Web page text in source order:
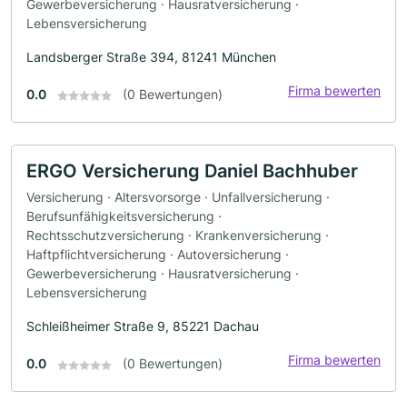
Gewerbeversicherung · Hausratversicherung ·
Lebensversicherung
Landsberger Straße 394, 81241 München
0.0 (0 Bewertungen) Firma bewerten
ERGO Versicherung Daniel Bachhuber
Versicherung · Altersvorsorge · Unfallversicherung ·
Berufsunfähigkeitsversicherung ·
Rechtsschutzversicherung · Krankenversicherung ·
Haftpflichtversicherung · Autoversicherung ·
Gewerbeversicherung · Hausratversicherung ·
Lebensversicherung
Schleißheimer Straße 9, 85221 Dachau
0.0 (0 Bewertungen) Firma bewerten